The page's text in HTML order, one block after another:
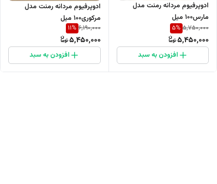
ادوپرفیوم مردانه رمنت مدل
مارس۱۰۰ میل
5,750,000
5%
5,450,000
افزودن به سبد
ادوپرفیوم مردانه رمنت مدل
مرکوری۱۰۰ میل
6,190,000
11%
5,450,000
افزودن به سبد